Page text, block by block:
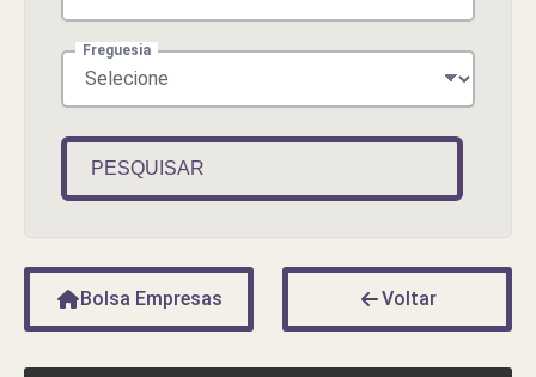
Freguesia
PESQUISAR
Bolsa Empresas Voltar